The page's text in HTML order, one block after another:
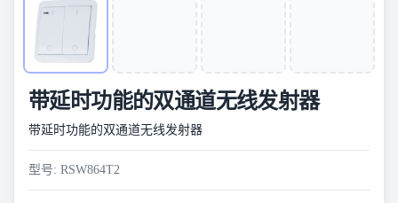
带延时功能的双通道无线发射器
带延时功能的双通道无线发射器
型号: RSW864T2